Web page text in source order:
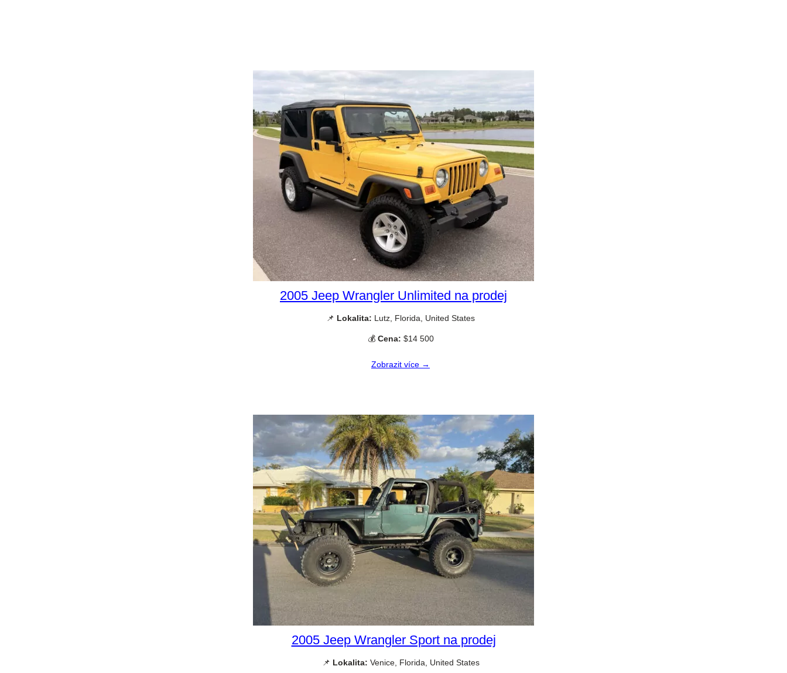
2005 Jeep Wrangler Unlimited na prodej
📌 Lokalita: Lutz, Florida, United States
💰 Cena: $14 500
Zobrazit více →
2005 Jeep Wrangler Sport na prodej
📌 Lokalita: Venice, Florida, United States